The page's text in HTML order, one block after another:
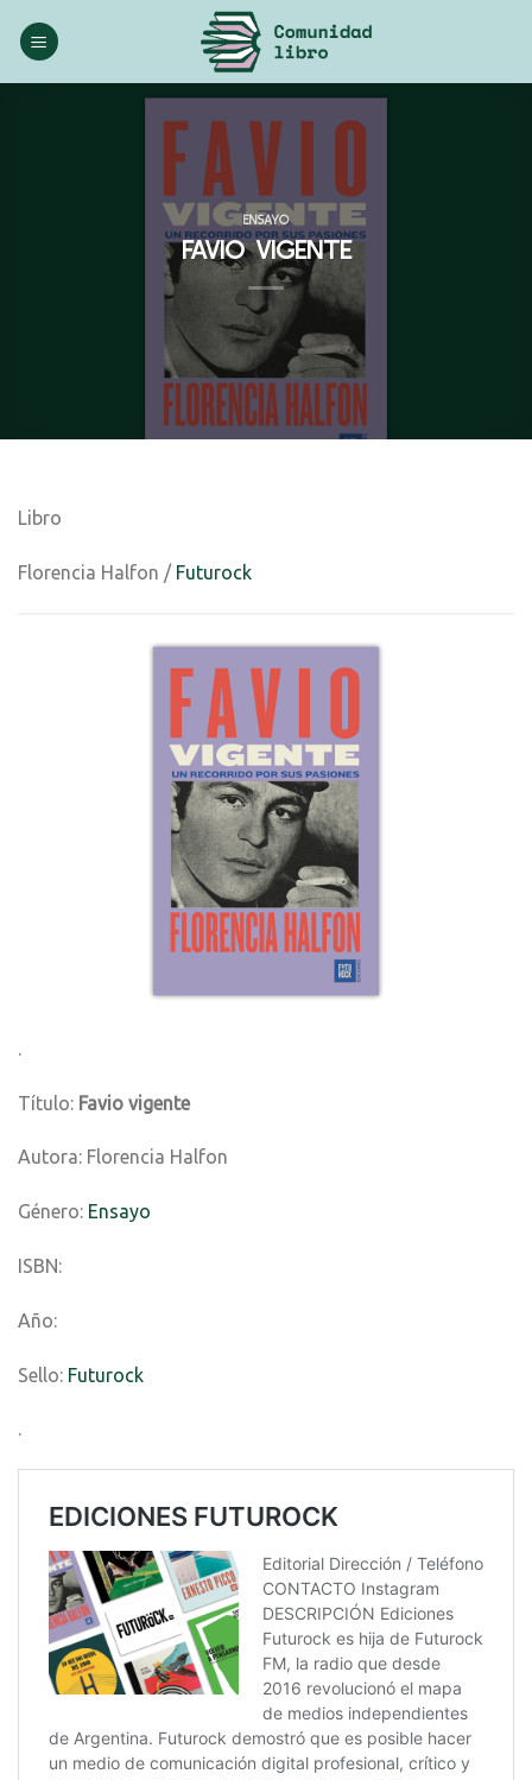
ENSAYO
FAVIO VIGENTE
Libro
Florencia Halfon / Futurock
.
Título: Favio vigente
Autora: Florencia Halfon
Género: Ensayo
ISBN:
Año:
Sello: Futurock
.